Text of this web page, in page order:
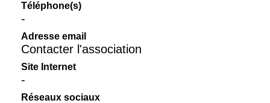
Téléphone(s)
-
Adresse email
Contacter l'association
Site Internet
-
Réseaux sociaux